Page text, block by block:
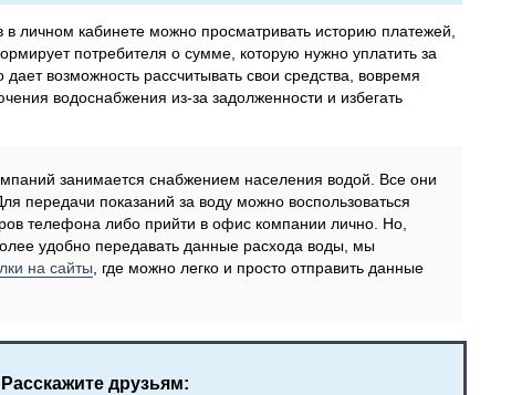
в личном кабинете можно просматривать историю платежей,
потребителя о сумме, которую нужно уплатить за
возможность рассчитывать свои средства, вовремя
водоснабжения из-за задолженности и избегать
занимается снабжением населения водой. Все они
передачи показаний за воду можно воспользоваться
телефона либо прийти в офис компании лично. Но,
удобно передавать данные расхода воды, мы
на сайты , где можно легко и просто отправить данные
Расскажите друзьям: